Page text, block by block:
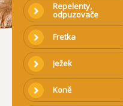
Repelenty,
odpuzovače
Fretka
Ježek
Koně